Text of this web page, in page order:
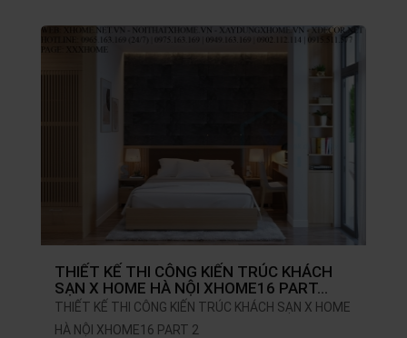
THIẾT KẾ THI CÔNG KIẾN TRÚC KHÁCH
SẠN X HOME HÀ NỘI XHOME16 PART…
THIẾT KẾ THI CÔNG KIẾN TRÚC KHÁCH SẠN X HOME
HÀ NỘI XHOME16 PART 2